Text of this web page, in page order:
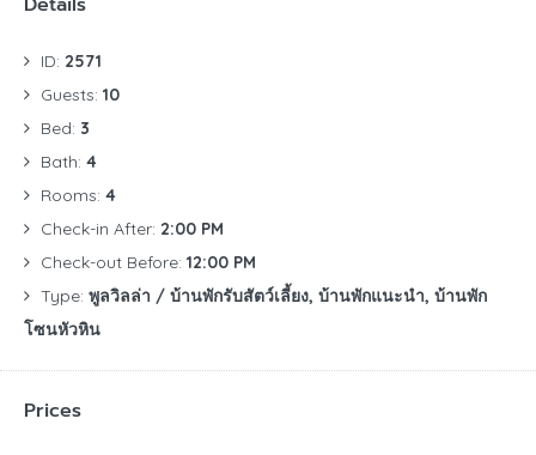
ID: 2571
Guests: 10
Bed: 3
Bath: 4
Rooms: 4
Check-in After: 2:00 PM
Check-out Before: 12:00 PM
Type: พูลวิลล่า / บ้านพักรับสัตว์เลี้ยง, บ้านพักแนะนำ, บ้านพัก
โซนหัวหิน
Prices